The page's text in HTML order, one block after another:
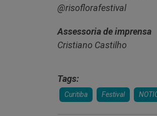
@risoflorafestival
Assessoria de imprensa
Cristiano Castilho
Tags:
Curitiba Festival